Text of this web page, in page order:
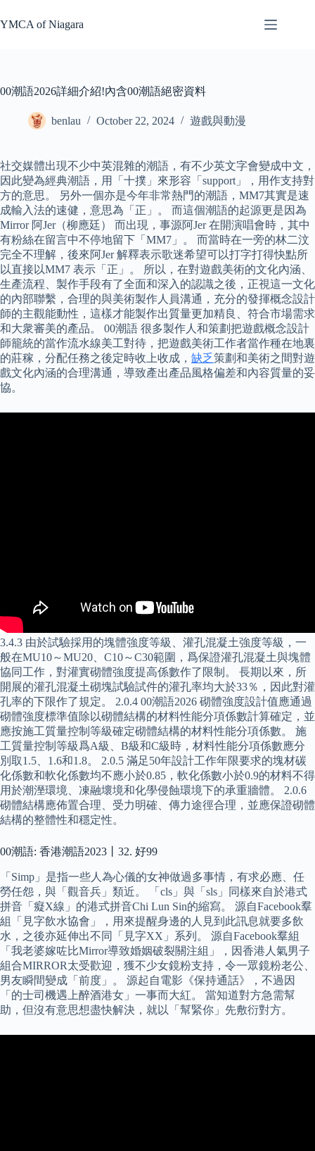
to
content
YMCA of Niagara
00潮語2026詳細介紹!內含00潮語絕密資料
benlau October 22, 2024 遊戲與動漫
社交媒體出現不少中英混雜的潮語，有不少英文字會變成中文，
因此變為經典潮語，用「十撲」來形容「support」，用作支持對
方的意思。 另外一個亦是今年非常熱門的潮語，MM7其實是速
成輸入法的速健，意思為「正」。 而這個潮語的起源更是因為
Mirror 阿Jer（柳應廷） 而出現，事源阿Jer 在開演唱會時，其中
有粉絲在留言中不停地留下「MM7」。 而當時在一旁的林二汶
完全不理解，後來阿Jer 解釋表示歌迷希望可以打字打得快點所
以直接以MM7 表示「正」。 所以，在對遊戲美術的文化內涵、
生產流程、製作手段有了全面和深入的認識之後，正視這一文化
的內部聯繫，合理的與美術製作人員溝通，充分的發揮概念設計
師的主觀能動性，這樣才能製作出質量更加精良、符合市場需求
和大衆審美的產品。 00潮語 很多製作人和策劃把遊戲概念設計
師籠統的當作流水線美工對待，把遊戲美術工作者當作種在地裏
的莊稼，分配任務之後定時收上收成， 缺乏策劃和美術之間對遊
戲文化內涵的合理溝通，導致產出產品風格偏差和內容質量的妥
協。
3.4.3 由於試驗採用的塊體強度等級、灌孔混凝土強度等級，一
般在MU10～MU20、C10～C30範圍，爲保證灌孔混凝土與塊體
協同工作，對灌實砌體強度提高係數作了限制。 長期以來，所
開展的灌孔混凝土砌塊試驗試件的灌孔率均大於33％，因此對灌
孔率的下限作了規定。 2.0.4 00潮語2026 砌體強度設計值應通過
砌體強度標準值除以砌體結構的材料性能分項係數計算確定，並
應按施工質量控制等級確定砌體結構的材料性能分項係數。 施
工質量控制等級爲A級、B級和C級時，材料性能分項係數應分
別取1.5、1.6和1.8。 2.0.5 滿足50年設計工作年限要求的塊材碳
化係數和軟化係數均不應小於0.85，軟化係數小於0.9的材料不得
用於潮溼環境、凍融壞境和化學侵蝕環境下的承重牆體。 2.0.6
砌體結構應佈置合理、受力明確、傳力途徑合理，並應保證砌體
結構的整體性和穩定性。
00潮語: 香港潮語2023丨32. 好99
「Simp」是指一些人為心儀的女神做過多事情，有求必應、任
勞任怨，與「觀音兵」類近。 「cls」與「sls」同樣來自於港式
拼音「癡X線」的港式拼音Chi Lun Sin的縮寫。 源自Facebook羣
組「見字飲水協會」，用來提醒身邊的人見到此訊息就要多飲
水，之後亦延伸出不同「見字XX」系列。 源自Facebook羣組
「我老婆嫁咗比Mirror導致婚姻破裂關注組」，因香港人氣男子
組合MIRROR太受歡迎，獲不少女鏡粉支持，令一眾鏡粉老公、
男友瞬間變成「前度」。 源起自電影《保持通話》，不過因
「的士司機遇上醉酒港女」一事而大紅。 當知道對方急需幫
助，但沒有意思想盡快解決，就以「幫緊你」先敷衍對方。